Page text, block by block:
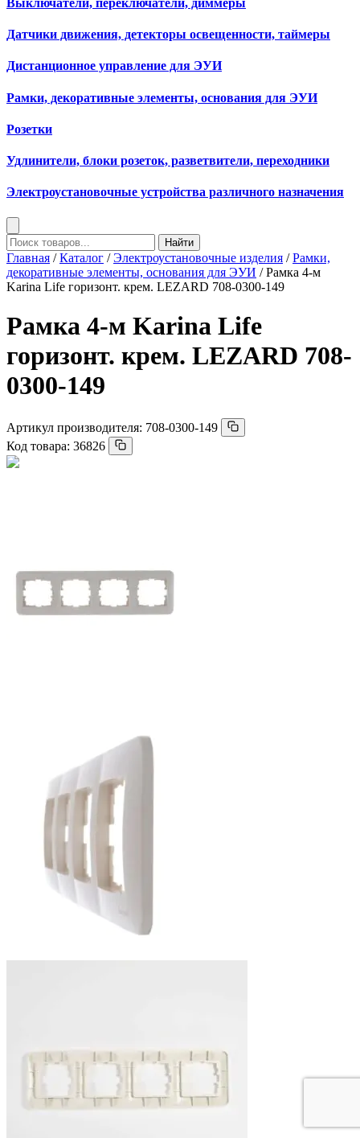
Датчики движения, детекторы освещенности, таймеры
Дистанционное управление для ЭУИ
Рамки, декоративные элементы, основания для ЭУИ
Розетки
Удлинители, блоки розеток, разветвители, переходники
Электроустановочные устройства различного назначения
Найти
Главная /Каталог /Электроустановочные изделия /Рамки,
декоративные элементы, основания для ЭУИ / Рамка 4-м
Karina Life горизонт. крем. LEZARD 708-0300-149
Рамка 4-м Karina Life
горизонт. крем. LEZARD 708-
0300-149
Артикул производителя: 708-0300-149
Код товара: 36826